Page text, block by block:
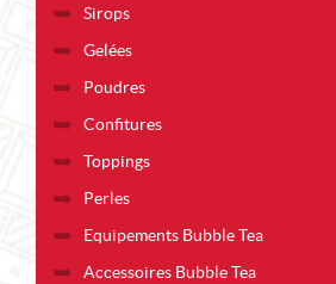
Sirops
Gelées
Poudres
Confitures
Toppings
Perles
Equipements Bubble Tea
Accessoires Bubble Tea